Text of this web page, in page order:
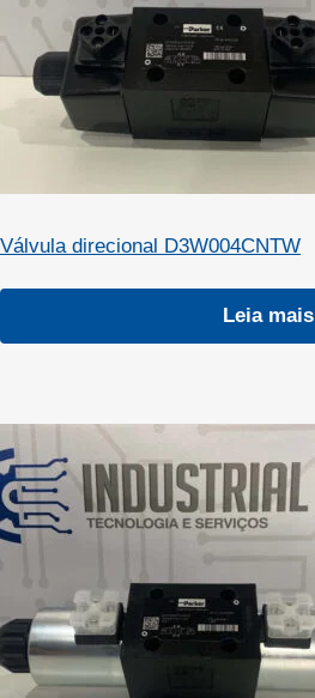
Válvula direcional D3W004CNTW
Leia mais